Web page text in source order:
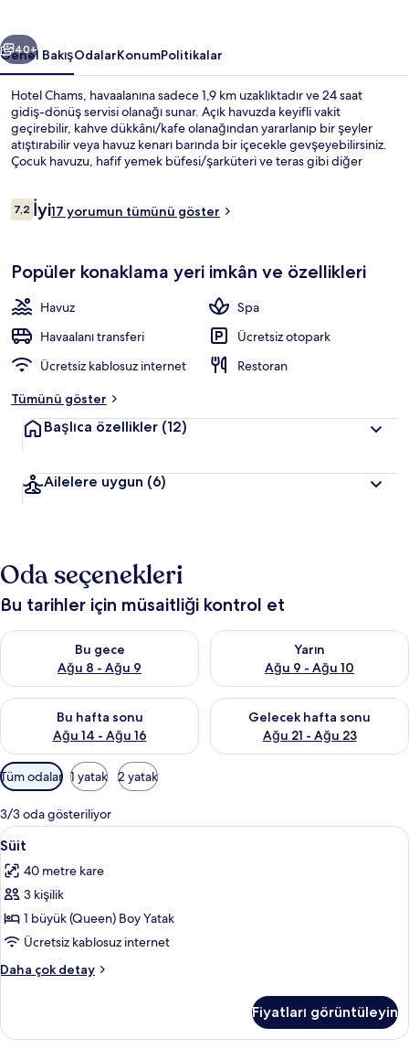
Sonraki
40+
Genel BakışOdalarKonumPolitikalar
Hotel Chams, havaalanına sadece 1,9 km uzaklıktadır ve 24 saat
gidiş-dönüş servisi olanağı sunar. Açık havuzda keyifli vakit
geçirebilir, kahve dükkânı/kafe olanağından yararlanıp bir şeyler
atıştırabilir veya havuz kenarı barında bir içecekle gevşeyebilirsiniz.
Çocuk havuzu, hafif yemek büfesi/şarküteri ve teras gibi diğer
Yorumlar
7,27,2/10
İyi17 yorumun tümünü göster
Popüler konaklama yeri imkân ve özellikleri
Havuz
Spa
Havaalanı transferi
Ücretsiz otopark
Ücretsiz kablosuz internet
Restoran
Tümünü göster
Başlıca özellikler (12)
Ailelere uygun (6)
Oda seçenekleri
Bu tarihler için müsaitliği kontrol et
Bu gece
Ağu 8 - Ağu 9
Bu gece için müsaitliği kontrol et Ağu 8 - Ağu 9
Yarın
Ağu 9 - Ağu 10
Yarın için müsaitliği kontrol
Bu hafta sonu
Ağu 14 - Ağu 16
Bu hafta sonu için müsaitliği kontrol et Ağu 14 - Ağu 16
Gelecek hafta sonu
Ağu 21 - Ağu 23
Önümüzdeki hafta sonu için
Odalar
için
mevcut
filtreler
Tüm odalar 1 yatak 2 yatak
3/3 oda gösteriliyor
Süit
için
tüm
fotoğrafları
görün
Kaliteli yatak takımı, minibar, odada
5
Süit
40 metre kare
3 kişilik
1 büyük (Queen) Boy Yatak
Ücretsiz kablosuz internet
Daha çok detay
Süit
detay
Fiyatları görüntüleyin